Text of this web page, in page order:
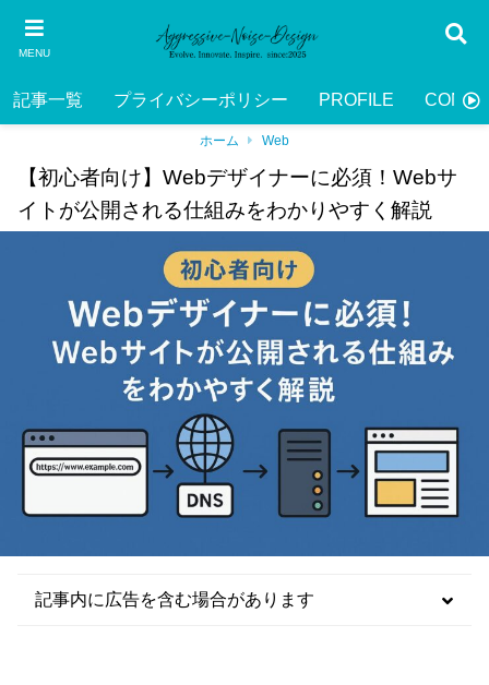
MENU
記事一覧 プライバシーポリシー PROFILE
ホーム Web
【初心者向け】Webデザイナーに必須！Webサ
イトが公開される仕組みをわかりやすく解説
記事内に広告を含む場合があります